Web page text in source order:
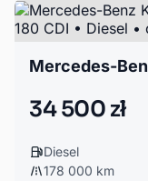
34 500 zł
Diesel
178 000 km